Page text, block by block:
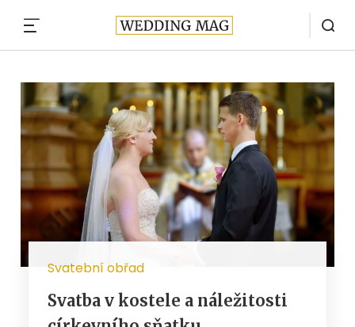
Svatební obřad
Svatba v kostele a náležitosti